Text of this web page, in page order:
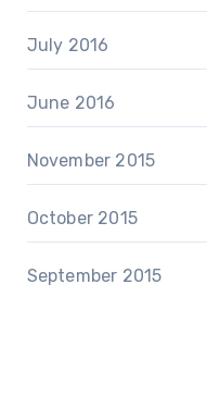
July 2016
June 2016
November 2015
October 2015
September 2015